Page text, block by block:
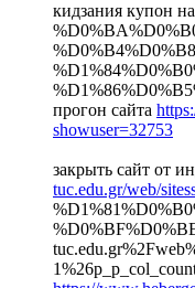
кидзания купон
прогон сайта
showuser=32753
закрыть сайт от
tuc.edu.gr/web/